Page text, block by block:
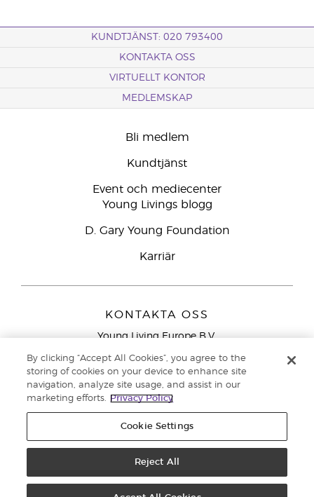
KUNDTJÄNST: 020 793400
KONTAKTA OSS
VIRTUELLT KONTOR
MEDLEMSKAP
Bli medlem
Kundtjänst
Event och mediecenter
Young Livings blogg
D. Gary Young Foundation
Karriär
KONTAKTA OSS
Young Living Europe B.V.
9727 AJ Groningen
Nederländerna
Kundtjänst – Avgiftsfritt lokalsamtal (ej från
mobiltelefon):020 793400
Sekretess
By clicking “Accept All Cookies”, you agree to the
storing of cookies on your device to enhance site
navigation, analyze site usage, and assist in our
marketing efforts.
Privacy Policy
Cookie Settings
Reject All